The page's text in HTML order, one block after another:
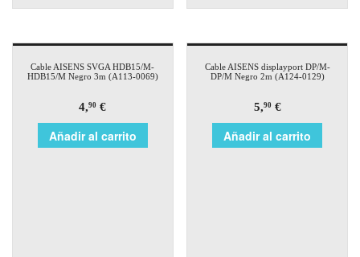
Cable AISENS SVGA HDB15/M-
HDB15/M Negro 3m (A113-0069)
4,90 €
Añadir al carrito
Cable AISENS displayport DP/M-
DP/M Negro 2m (A124-0129)
5,90€
Añadir al carrito